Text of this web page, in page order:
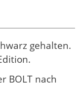
gehalten.
BOLT nach